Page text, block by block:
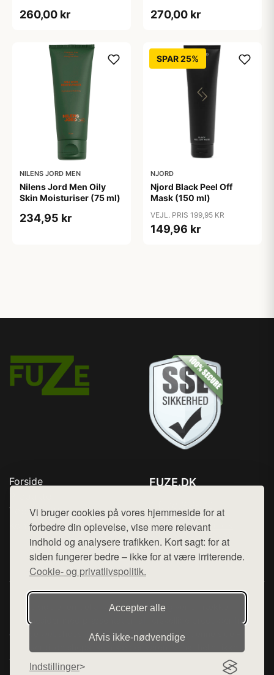
Vi bruger cookies på vores hjemmeside for at
forbedre din oplevelse, vise mere relevant
indhold og analysere trafikken. Kort sagt: for at
siden fungerer bedre – ikke for at være irriterende.
Cookie- og privatlivspolitik.
Accepter alle
Afvis ikke‑nødvendige
Indstillinger
260,00 kr 270,00 kr
NILENS JORD MEN
Nilens Jord Men Oily
Skin Moisturiser (75 ml)
234,95 kr
SPAR 25%
NJORD
Njord Black Peel Off
Mask (150 ml)
VEJL. PRIS 199,95 KR
149,96 kr
Forside
Top Rabatter
Kontakt
FUZE.DK
Mail: hej@want.dk
Cookie- og privatlivspolitik
Denne side er en del af want.dk, der udgiver en række
hjemmesider med præsentation af forskellige produkter fra
diverse webshops. Der sælges ikke varer fra denne side - vi
henviser til de shops, som sælger varen. Vi har heller ikke
varerne på lager.